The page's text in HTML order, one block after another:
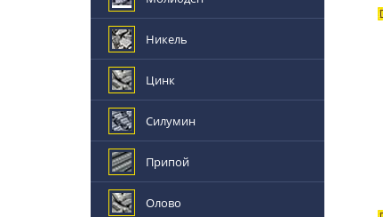
Никель
Цинк
Силумин
Припой
Олово